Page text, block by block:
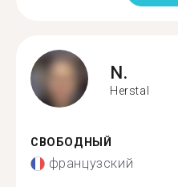
N.
Herstal
СВОБОДНЫЙ
французский